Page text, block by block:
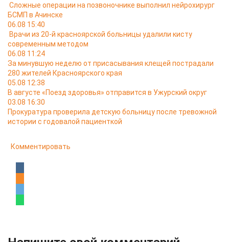
Сложные операции на позвоночнике выполнил нейрохирург
БСМП в Ачинске
06.08 15:40
Врачи из 20-й красноярской больницы удалили кисту
современным методом
06.08 11:24
За минувшую неделю от присасывания клещей пострадали
280 жителей Красноярского края
05.08 12:38
В августе «Поезд здоровья» отправится в Ужурский округ
03.08 16:30
Прокуратура проверила детскую больницу после тревожной
истории с годовалой пациенткой
Комментировать